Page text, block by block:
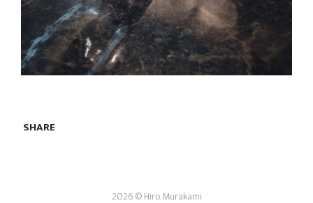
SHARE
2026 © Hiro Murakami